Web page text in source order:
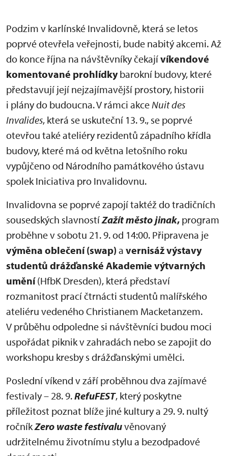
Podzim v karlínské Invalidovně, která se letos
poprvé otevřela veřejnosti, bude nabitý akcemi. Až
do konce října na návštěvníky čekajívíkendové
komentované prohlídkybarokní budovy, které
představují její nejzajímavější prostory, historii
i plány do budoucna. V rámci akceNuit des
Invalides, která se uskuteční 13. 9., se poprvé
otevřou také ateliéry rezidentů západního křídla
budovy, které má od května letošního roku
vypůjčeno od Národního památkového ústavu
spolek Iniciativa pro Invalidovnu.
Invalidovna se poprvé zapojí taktéž do tradičních
sousedských slavnostíZažít město jinak, program
proběhne v sobotu 21. 9. od 14:00. Připravena je
výměna oblečení (swap) a vernisážvýstavy
studentů drážďanské Akademie výtvarných
umění(HfbK Dresden), která představí
rozmanitost prací čtrnácti studentů malířského
ateliéru vedeného Christianem Macketanzem.
V průběhu odpoledne si návštěvníci budou moci
uspořádat piknik v zahradách nebo se zapojit do
workshopu kresby s drážďanskými umělci.
Poslední víkend v září proběhnou dva zajímavé
festivaly – 28. 9.RefuFEST, který poskytne
příležitost poznat blíže jiné kultury a 29. 9. nultý
ročníkZero waste festivaluvěnovaný
udržitelnému životnímu stylu a bezodpadové